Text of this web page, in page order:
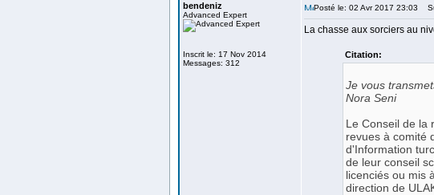
bendeniz
Advanced Expert
Inscrit le: 17 Nov 2014
Messages: 312
Posté le: 02 Avr 2017 23:03
La chasse aux sorciers au
Citation:
Je vous
Nora Seni
Le Conseil de la
revues à comité
d'Information
de leur conseil
licenciés ou mis
direction de